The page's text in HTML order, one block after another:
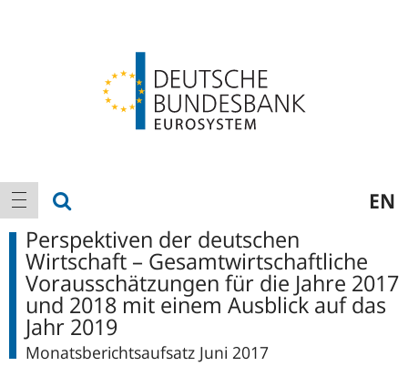
Hauptnavigation
Navigation anzeigen EN
Perspektiven der deutschen
Wirtschaft – Gesamtwirtschaftliche
Vorausschätzungen für die Jahre 2017
und 2018 mit einem Ausblick auf das
Jahr 2019
Monatsberichtsaufsatz Juni 2017